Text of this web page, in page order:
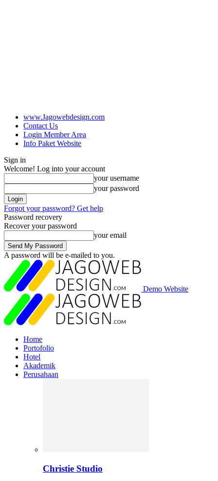
www.Jagowebdesign.com
Contact Us
Login Member Area
Info Paket Website
Sign in
Welcome! Log into your account
your username
your password
Forgot your password? Get help
Password recovery
Recover your password
your email
A password will be e-mailed to you.
Demo Website
Home
Portofolio
Hotel
Akademik
Perusahaan
Christie Studio